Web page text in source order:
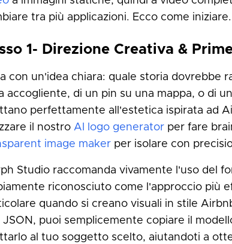
tra più applicazioni. Ecco come iniziare.
1- Direzione Creativa &
con un'idea chiara: quale storia dovrebbe
accogliente, di un pin su una mappa, o di
perfettamente all'estetica ispirata ad
il nostro AI logo generator per fare
image maker per isolare con
Studio raccomanda vivamente l'uso del
riconosciuto come l'approccio più
quando si creano visuali in stile
JSON, puoi semplicemente copiare il
al tuo soggetto scelto, aiutandoti a